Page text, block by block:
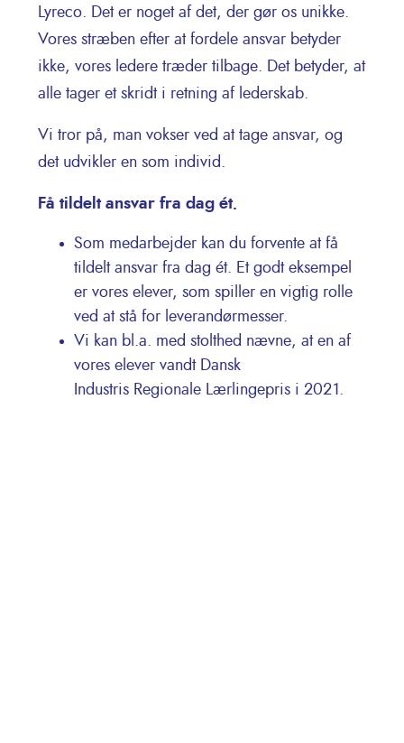
Lyreco. Det er noget af det, der gør os unikke.
Vores stræben efter at fordele ansvar betyder
ikke, vores ledere træder tilbage. Det betyder, at
alle tager et skridt i retning af lederskab.​
Vi tror på, man vokser ved at tage ansvar, og
det udvikler en som individ.
Få tildelt ansvar fra dag ét.
Som medarbejder kan du forvente at få
tildelt ansvar fra dag ét. Et godt eksempel
er vores elever, som spiller en vigtig rolle
ved at stå for leverandørmesser.
Vi kan bl.a. med stolthed nævne, at en af
vores elever vandt Dansk
Industris Regionale Lærlingepris i 2021.